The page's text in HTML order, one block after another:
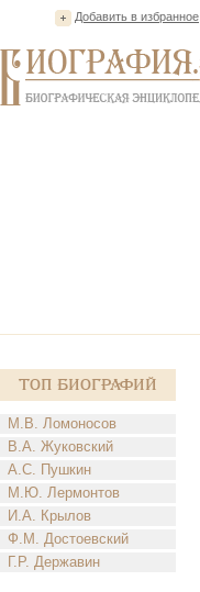
Добавить в избранное
Топ Биографий
М.В. Ломоносов
В.А. Жуковский
А.С. Пушкин
М.Ю. Лермонтов
И.А. Крылов
Ф.М. Достоевский
Г.Р. Державин